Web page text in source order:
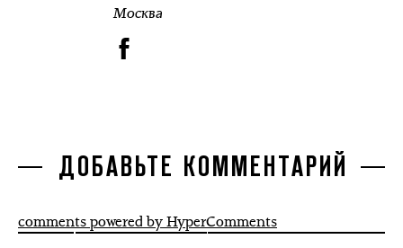
Москва
ДОБАВЬТЕ КОММЕНТАРИЙ
comments powered by HyperComments